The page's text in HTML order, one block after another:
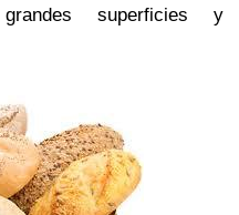
superficies y